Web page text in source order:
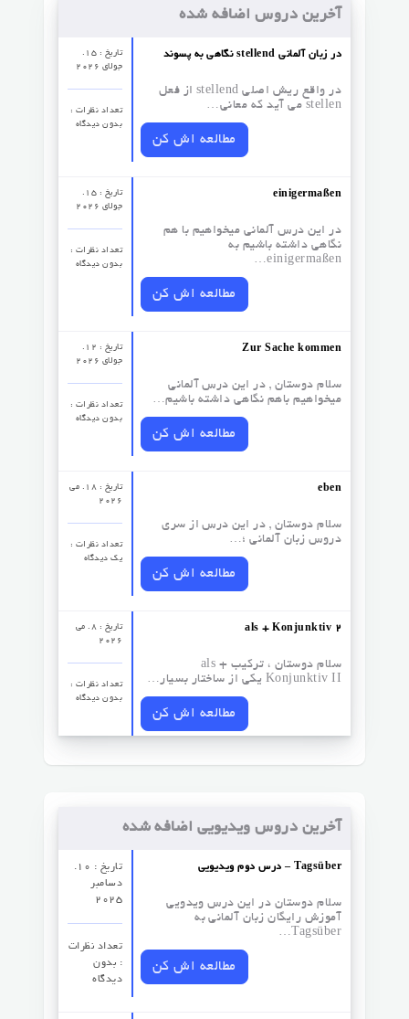
آخرین دروس اضافه شده
تاریخ : 15.
جولای 2026
تعداد نظرات‌ :
بدون دیدگاه
نگاهی به پسوند stellend در زبان آلمانی
در واقع ریش اصلی stellend از فعل
stellen می آید که معانی…
مطالعه اش کن
تاریخ : 15.
جولای 2026
تعداد نظرات‌ :
بدون دیدگاه
einigermaßen
در این درس آلمانی میخواهیم با هم
نگاهی داشته باشیم به
einigermaßen…
مطالعه اش کن
تاریخ : 12.
جولای 2026
تعداد نظرات‌ :
بدون دیدگاه
Zur Sache kommen
سلام دوستان , در این درس آلمانی
میخواهیم باهم نگاهی داشته باشیم…
مطالعه اش کن
تاریخ : 18. می
2026
تعداد نظرات‌ :
یک دیدگاه
eben
سلام دوستان , در این درس از سری
دروس زبان آلمانی ؛…
مطالعه اش کن
تاریخ : 8. می
2026
تعداد نظرات‌ :
بدون دیدگاه
als + Konjunktiv 2
سلام دوستان ، ترکیب als +
Konjunktiv II یکی از ساختار بسیار…
مطالعه اش کن
آخرین دروس ویدیویی اضافه شده
تاریخ : 10.
دسامبر
2025
تعداد نظرات‌
: بدون
دیدگاه
درس دوم ویدیویی – Tagsüber
سلام دوستان در این درس ویدویی
آموزش رایگان زبان آلمانی به
Tagsüber…
مطالعه اش کن